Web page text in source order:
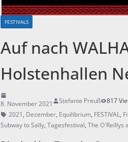
FESTIVALS
Auf nach
Holstenhallen
8. November 2021 Stefanie Preuß
817
2021, Dezember, Equilibrium, FESTIVAL,
Subway to Sally, Tagesfestival, The O´Reillys